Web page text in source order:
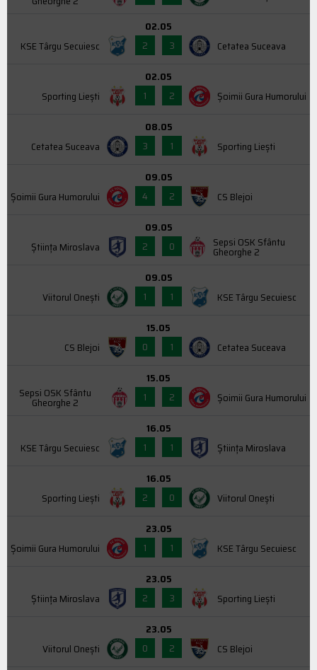
KSE Târgu Secuiesc
02.05
2
3 Cetatea Suceava
Sporting Liești
02.05
1
2 Şoimii Gura Humorului
Cetatea Suceava
08.05
3
1 Sporting Liești
Şoimii Gura Humorului
09.05
4
2 CS Blejoi
Știința Miroslava
09.05
2
0 Sepsi OSK Sfântu
Gheorghe 2
Viitorul Onești
09.05
1
1 KSE Târgu Secuiesc
CS Blejoi
15.05
0
1 Cetatea Suceava
Sepsi OSK Sfântu
Gheorghe 2
15.05
1
2 Şoimii Gura Humorului
KSE Târgu Secuiesc
16.05
1
1 Știința Miroslava
Sporting Liești
16.05
2
0 Viitorul Onești
Şoimii Gura Humorului
23.05
1
1 KSE Târgu Secuiesc
Știința Miroslava
23.05
2
3 Sporting Liești
Viitorul Onești
23.05
0
2 CS Blejoi